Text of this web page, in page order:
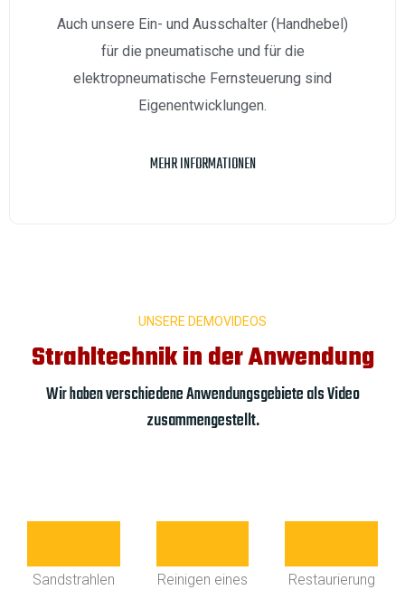
Auch unsere Ein- und Ausschalter (Handhebel)
für die pneumatische und für die
elektropneumatische Fernsteuerung sind
Eigenentwicklungen.
MEHR INFORMATIONEN
UNSERE DEMOVIDEOS
Strahltechnik in der Anwendung
Wir haben verschiedene Anwendungsgebiete als Video
zusammengestellt.
Sandstrahlen
Reinigen eines
Restaurierung